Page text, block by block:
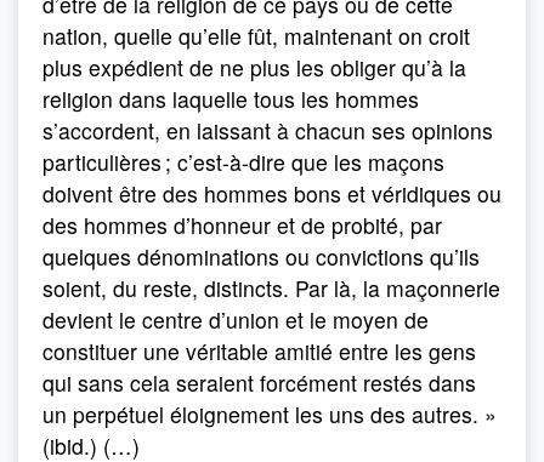
nation, quelle qu’elle fût, maintenant on croit
plus expédient de ne plus les obliger qu’à la
religion dans laquelle tous les hommes
s’accordent, en laissant à chacun ses opinions
particulières ; c’est-à-dire que les maçons
doivent être des hommes bons et véridiques ou
des hommes d’honneur et de probité, par
quelques dénominations ou convictions qu’ils
soient, du reste, distincts. Par là, la maçonnerie
devient le centre d’union et le moyen de
constituer une véritable amitié entre les gens
qui sans cela seraient forcément restés dans
un perpétuel éloignement les uns des autres. »
(ibid.) (…)